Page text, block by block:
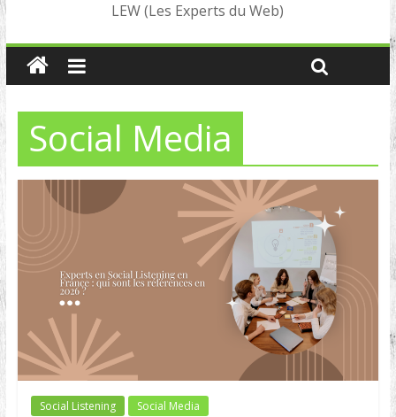
LEW (Les Experts du Web)
Social Media
Social Listening Social Media